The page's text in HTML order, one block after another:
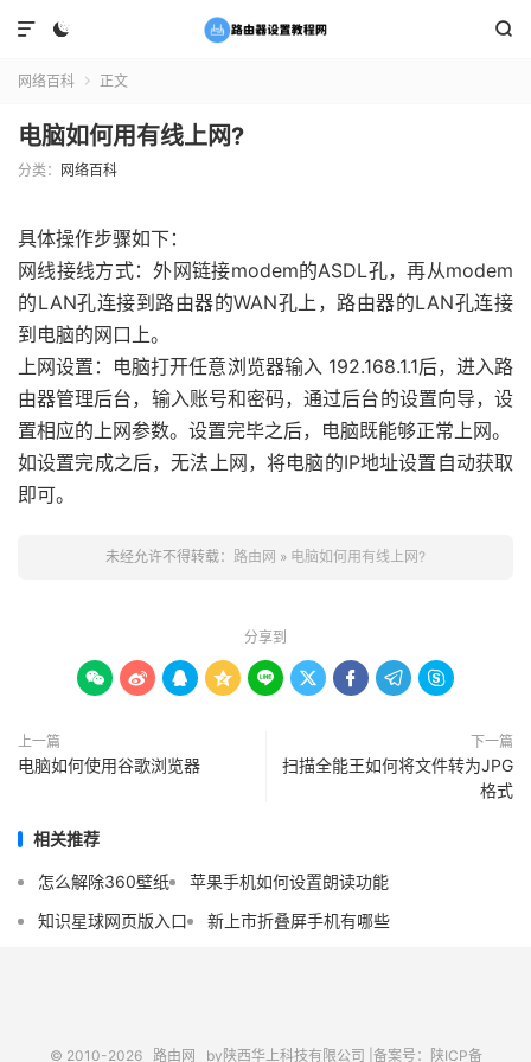
 

网络百科  正文
电脑如何用有线上网?
分类： 网络百科
具体操作步骤如下：
网线接线方式：外网链接modem的ASDL孔，再从modem
的LAN孔连接到路由器的WAN孔上，路由器的LAN孔连接
到电脑的网口上。
上网设置：电脑打开任意浏览器输入 192.168.1.1后，进入路
由器管理后台，输入账号和密码，通过后台的设置向导，设
置相应的上网参数。设置完毕之后，电脑既能够正常上网。
如设置完成之后，无法上网，将电脑的IP地址设置自动获取
即可。
未经允许不得转载： 路由网 » 电脑如何用有线上网?
分享到
        
上一篇
电脑如何使用谷歌浏览器
下一篇
扫描全能王如何将文件转为JPG
格式
相关推荐
怎么解除360壁纸
苹果手机如何设置朗读功能
知识星球网页版入口
新上市折叠屏手机有哪些
© 2010-2026 路由网 by陕西华上科技有限公司 | 备案号：陕ICP备